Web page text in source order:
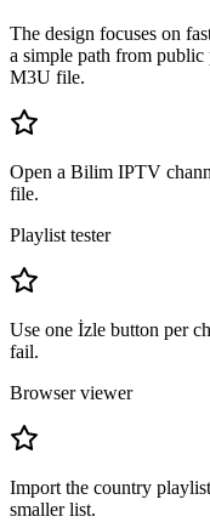
The design focuses on
a simple path from public
M3U file.
Open a Bilim IPTV
file.
Playlist tester
Use one İzle button per
fail.
Browser viewer
Import the country
smaller list.